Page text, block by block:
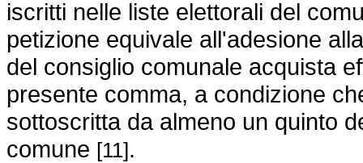
iscritti nelle liste elettorali del
petizione equivale all'adesione
del consiglio comunale acquista
presente comma, a condizione
sottoscritta da almeno un quinto
comune [11].